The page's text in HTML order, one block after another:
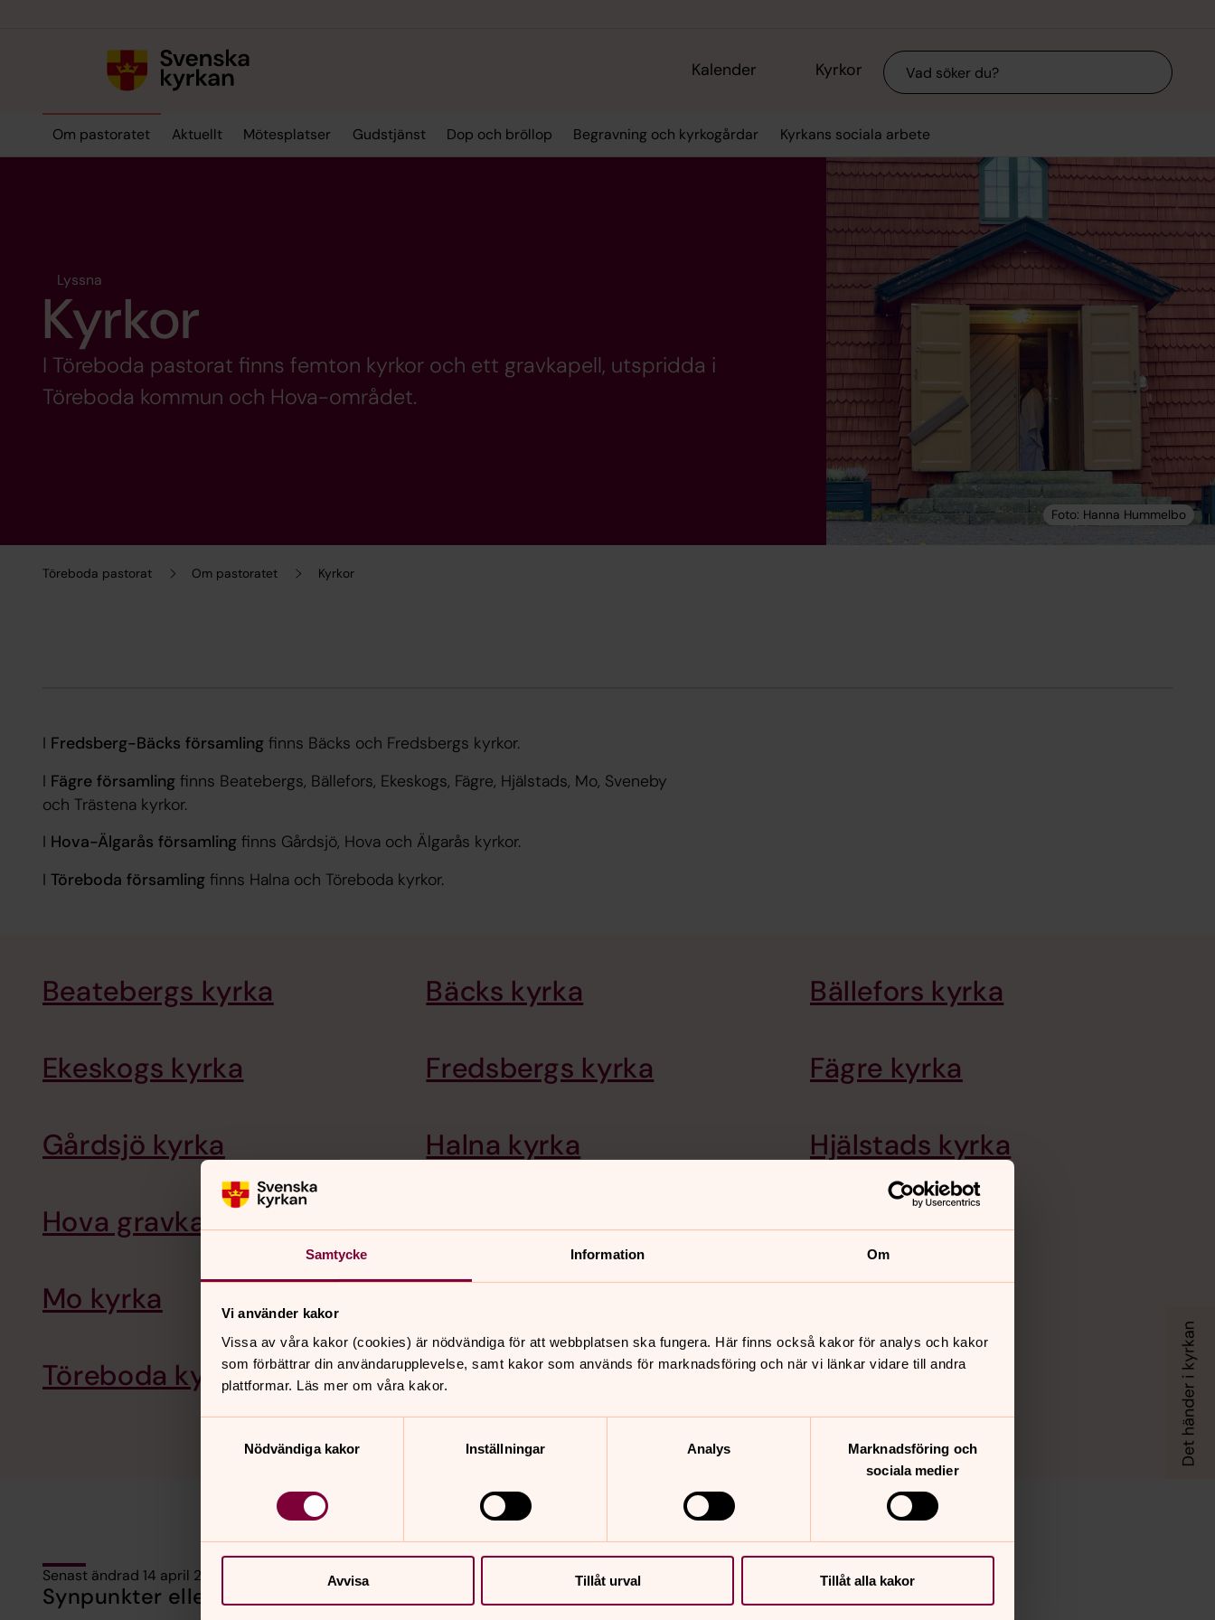
Samtycke Information Om
Vi använder kakor
Vissa av våra kakor (cookies) är nödvändiga för att webbplatsen ska fungera. Här finns också kakor för analys och kakor
som förbättrar din användarupplevelse, samt kakor som används för marknadsföring och när vi länkar vidare till andra
plattformar. Läs mer om våra kakor.
Nödvändiga kakor
Inställningar Analys
Marknadsföring och
sociala medier
Avvisa Tillåt urval Tillåt alla kakor
Kalender Kyrkor Sök
Om pastoratet Aktuellt Mötesplatser Gudstjänst Dop och bröllop Begravning och kyrkogårdar Kyrkans sociala arbete
Töreboda pastorat Om pastoratet Kyrkor
Lyssna
Kyrkor
I Töreboda pastorat finns femton kyrkor och ett gravkapell, utspridda i
Töreboda kommun och Hova-området.
I Fredsberg-Bäcks församlingfinns Bäcks och Fredsbergs kyrkor.
I Fägre församlingfinns Beatebergs, Bällefors, Ekeskogs, Fägre, Hjälstads, Mo, Sveneby
och Trästena kyrkor.
I Hova-Älgarås församlingfinns Gårdsjö, Hova och Älgarås kyrkor.
I Töreboda församlingfinns Halna och Töreboda kyrkor.
Beatebergs kyrka Bäcks kyrka Bällefors kyrka
Ekeskogs kyrka Fredsbergs kyrka Fägre kyrka
Gårdsjö kyrka Halna kyrka Hjälstads kyrka
Hova gravkapell Hova kyrka
Mo kyrka
Töreboda kyrka Älgarås kyrka
Senast ändrad 14 april 2025
Synpunkter eller frågor på sidans innehåll?